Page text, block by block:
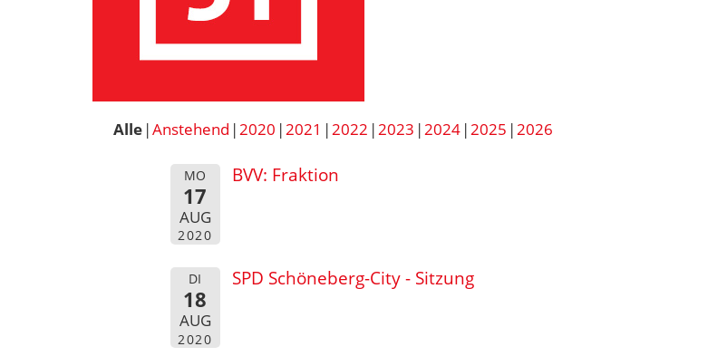
Alle Anstehend 2020 2021 2022 2023 2024 2025 2026
MO
17
AUG
2020
BVV: Fraktion
DI
18
AUG
2020
SPD Schöneberg-City - Sitzung